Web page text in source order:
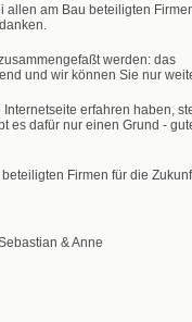
am Bau beteiligten
werden: das
und wir können Sie nur
erfahren haben,
es dafür nur einen Grund -
Firmen für die
& Anne